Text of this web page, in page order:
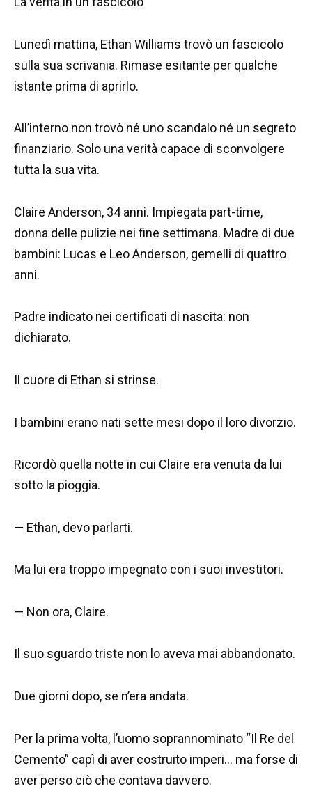
Lunedì mattina, Ethan Williams trovò un fascicolo
sulla sua scrivania. Rimase esitante per qualche
istante prima di aprirlo.
All’interno non trovò né uno scandalo né un segreto
finanziario. Solo una verità capace di sconvolgere
tutta la sua vita.
Claire Anderson, 34 anni. Impiegata part-time,
donna delle pulizie nei fine settimana. Madre di due
bambini: Lucas e Leo Anderson, gemelli di quattro
anni.
Padre indicato nei certificati di nascita: non
dichiarato.
Il cuore di Ethan si strinse.
I bambini erano nati sette mesi dopo il loro divorzio.
Ricordò quella notte in cui Claire era venuta da lui
sotto la pioggia.
— Ethan, devo parlarti.
Ma lui era troppo impegnato con i suoi investitori.
— Non ora, Claire.
Il suo sguardo triste non lo aveva mai abbandonato.
Due giorni dopo, se n’era andata.
Per la prima volta, l’uomo soprannominato “Il Re del
Cemento” capì di aver costruito imperi… ma forse di
aver perso ciò che contava davvero.